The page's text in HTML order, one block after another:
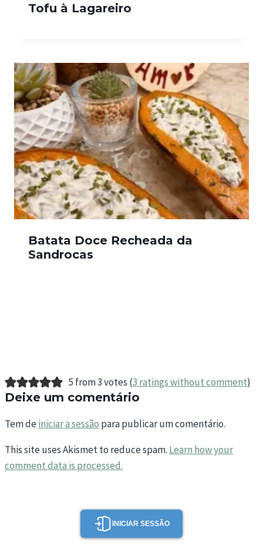
Tofu à Lagareiro
Batata Doce Recheada da
Sandrocas
5 from 3 votes (3 ratings without comment)
Deixe um comentário
Tem deiniciar a sessão para publicar um comentário.
This site uses Akismet to reduce spam. Learn how your
comment data is processed.
INICIAR SESSÃO